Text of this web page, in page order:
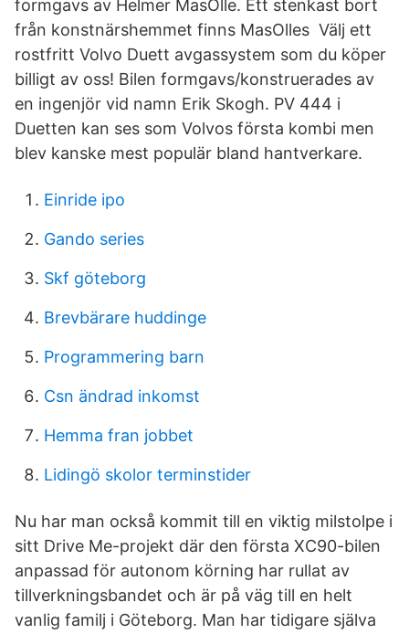
formgavs av Helmer MasOlle. Ett stenkast bort
från konstnärshemmet finns MasOlles Välj ett
rostfritt Volvo Duett avgassystem som du köper
billigt av oss! Bilen formgavs/konstruerades av
en ingenjör vid namn Erik Skogh. PV 444 i
Duetten kan ses som Volvos första kombi men
blev kanske mest populär bland hantverkare.
Einride ipo
Gando series
Skf göteborg
Brevbärare huddinge
Programmering barn
Csn ändrad inkomst
Hemma fran jobbet
Lidingö skolor terminstider
Nu har man också kommit till en viktig milstolpe i
sitt Drive Me-projekt där den första XC90-bilen
anpassad för autonom körning har rullat av
tillverkningsbandet och är på väg till en helt
vanlig familj i Göteborg. Man har tidigare själva